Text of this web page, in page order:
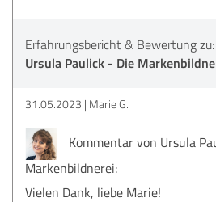
Erfahrungsbericht & Bewertung zu:
Ursula Paulick - Die
31.05.2023 Marie G.
Kommentar von Ursula
Markenbildnerei:
Vielen Dank, liebe Marie!